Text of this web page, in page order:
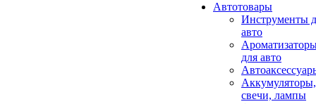
Автотовары
Инструменты
авто
для авто
Аккумуляторы,
свечи, лампы